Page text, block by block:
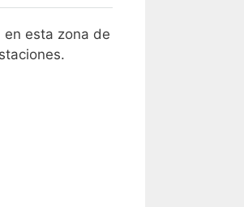
esta zona de